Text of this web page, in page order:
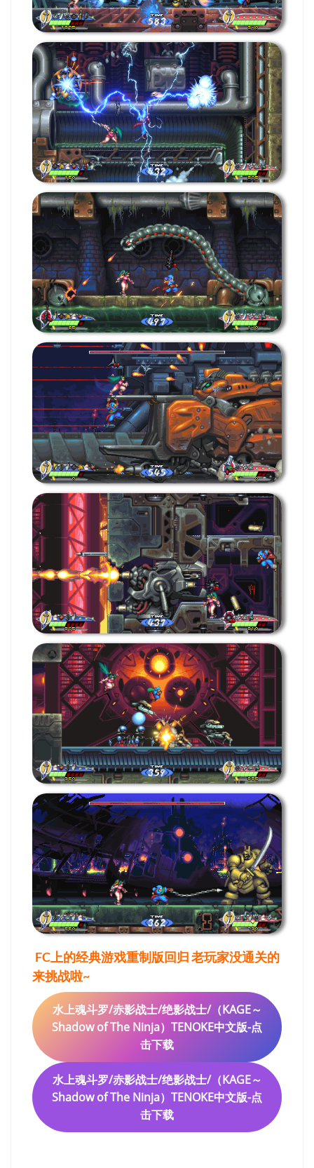
FC上的经典游戏重制版回归 老玩家没通关的
来挑战啦~
水上魂斗罗/赤影战士/绝影战士/（KAGE～
Shadow of The Ninja）TENOKE中文版-点
击下载
水上魂斗罗/赤影战士/绝影战士/（KAGE～
Shadow of The Ninja）TENOKE中文版-点
击下载